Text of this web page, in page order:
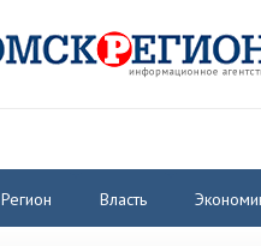
Регион Власть